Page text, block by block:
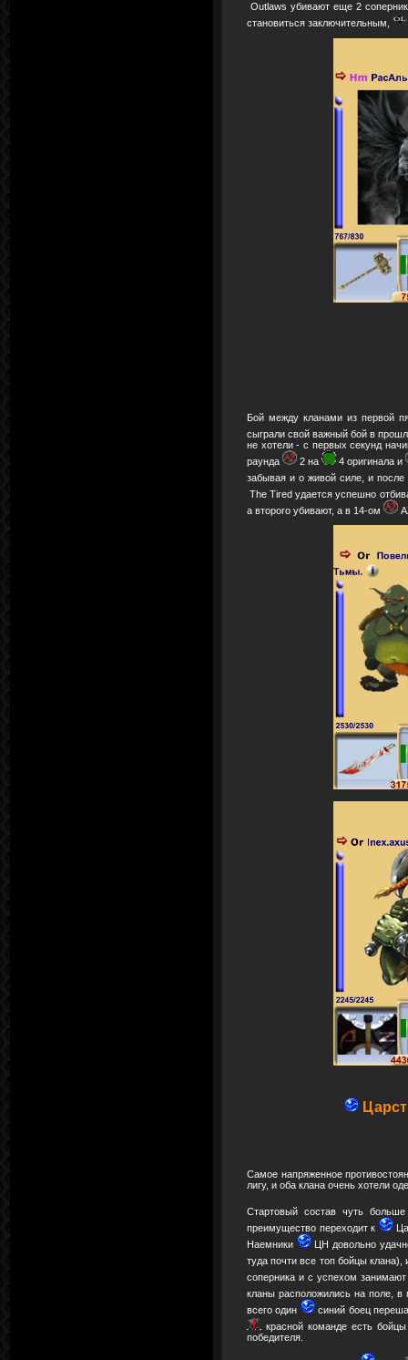
Outlaws убивают еще 2
становиться заключительным,
Бой между кланами из первой
сыграли свой важный бой в
не хотели - с первых секунд
раунда
2 на
4 оригинала и
забывая и о живой силе, и
The Tired удается успешно
а второго убивают, а в 14-ом
Самое напряженное
лигу, и оба клана очень хотели
Стартовый состав чуть
преимущество переходит к
Наемники
ЦН довольно
туда почти все топ бойцы
соперника и с успехом
кланы расположились на поле, в
всего один
синий боец
красной команде есть
победителя.